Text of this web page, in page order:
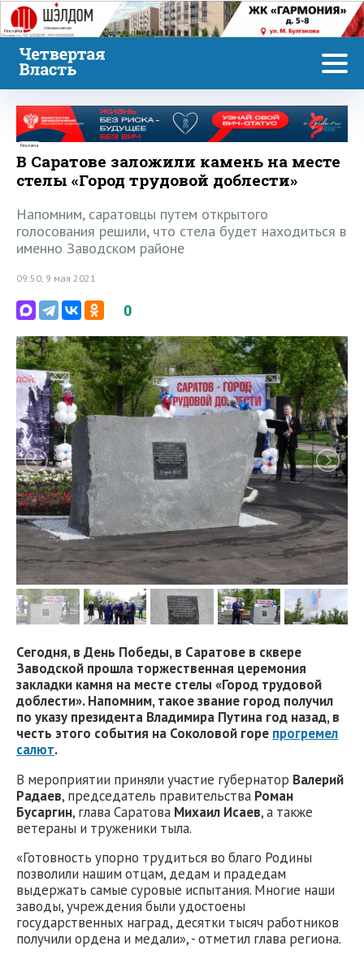
Реклама
Реклама
В Саратове заложили камень на месте
стелы «Город трудовой доблести»
Напомним, саратовцы путем открытого
голосования решили, что стела будет находиться в
именно Заводском районе
09:50, 9 мая 2021
0
Сегодня, в День Победы, в Саратове в сквере
Заводской прошла торжественная церемония
закладки камня на месте стелы «Город трудовой
доблести». Напомним, такое звание город получил
по указу президента Владимира Путина год назад, в
честь этого события на Соколовой горе прогремел
салют.
В мероприятии приняли участие губернатор Валерий
Радаев, председатель правительства Роман
Бусаргин, глава Саратова Михаил Исаев, а также
ветераны и труженики тыла.
«Готовность упорно трудиться во благо Родины
позволили нашим отцам, дедам и прадедам
выдержать самые суровые испытания. Многие наши
заводы, учреждения были удостоены
государственных наград, десятки тысяч работников
получили ордена и медали», - отметил глава региона.